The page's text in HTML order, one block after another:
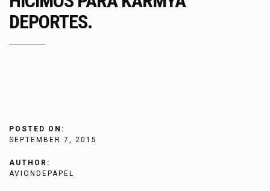
DEPORTES.
POSTED ON:
SEPTEMBER 7, 2015
AUTHOR:
AVIONDEPAPEL